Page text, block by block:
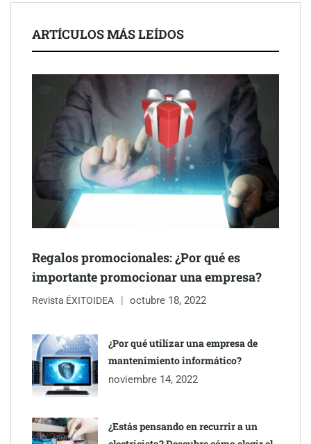
Schaeffler mejora su rentabilidad en el primer semestre de 2026
NOVA: innovación y diseño que transforman espacios de la
mano de Tormo Franquicias
ARTÍCULOS MÁS LEÍDOS
Regalos promocionales: ¿Por qué es
importante promocionar una empresa?
Revista ÉXITOIDEA octubre 18, 2022
¿Por qué utilizar una empresa de
mantenimiento informático?
noviembre 14, 2022
¿Estás pensando en recurrir a un